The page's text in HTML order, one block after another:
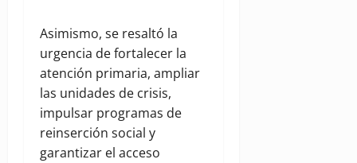
Asimismo, se resaltó la
urgencia de fortalecer la
atención primaria, ampliar
las unidades de crisis,
impulsar programas de
reinserción social y
garantizar el acceso